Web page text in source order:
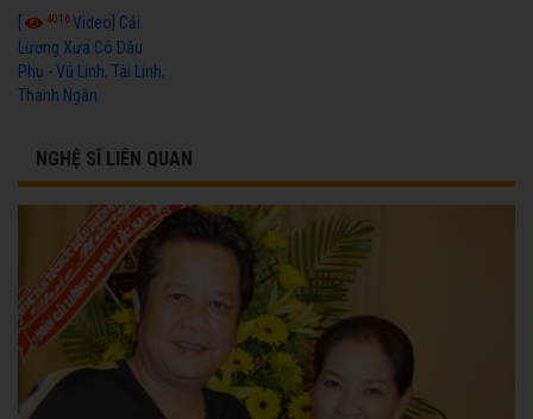
[ 4016Video] Cải
Lương Xưa Cô Dâu
Phụ - Vũ Linh, Tài Linh,
Thanh Ngân
NGHỆ SĨ LIÊN QUAN